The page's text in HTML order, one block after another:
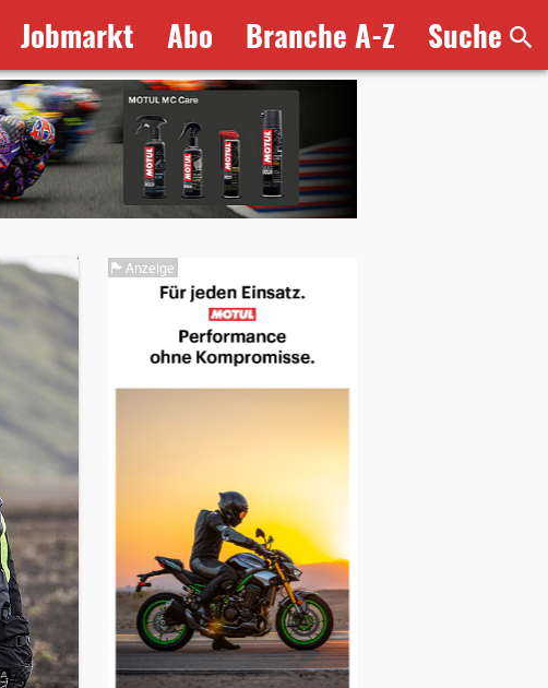
Jobmarkt Abo Branche A-Z Suche
Anzeige